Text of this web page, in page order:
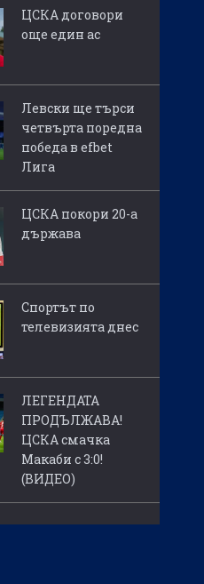
ЦСКА договори
още един ас
Левски ще търси
четвърта поредна
победа в efbet
Лига
ЦСКА покори 20-а
държава
Спортът по
телевизията днес
ЛЕГЕНДАТА
ПРОДЪЛЖАВА!
ЦСКА смачка
Макаби с 3:0!
(ВИДЕО)